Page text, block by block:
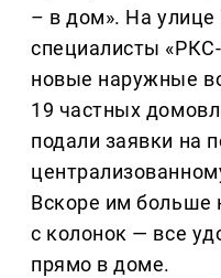
– в дом». На улице
специалисты
новые наружные
19 частных
подали заявки на
Вскоре им больше
с колонок — все
прямо в доме.